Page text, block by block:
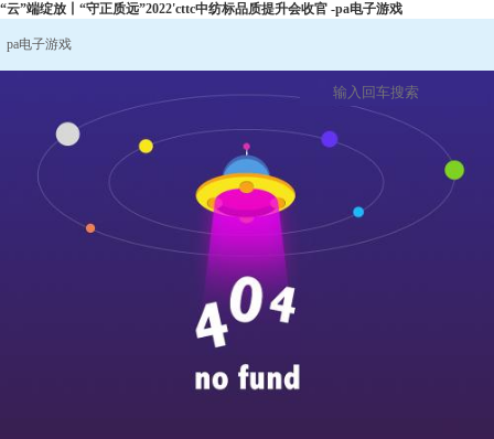
“云”端绽放丨“守正质远”2022'cttc中纺标品质提升会收官 -pa电子游戏
pa电子游戏